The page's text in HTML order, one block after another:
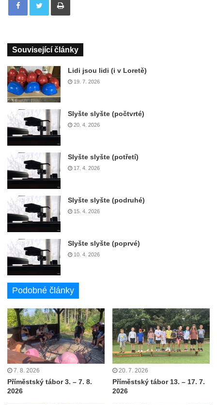
Související články
Lidi jsou lidi (i v Loretě)
19. 7. 2026
Slyšte slyšte (počtvrté)
20. 4. 2026
Slyšte slyšte (potřetí)
17. 4. 2026
Slyšte slyšte (podruhé)
15. 4. 2026
Slyšte slyšte (poprvé)
10. 4. 2026
Podobné články
7. 8. 2026
Příměstský tábor 3. – 7. 8.
2026
20. 7. 2026
Příměstský tábor 13. – 17. 7.
2026